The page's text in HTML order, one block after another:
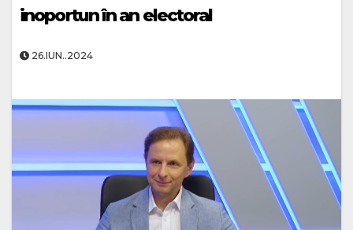
inoportun în an electoral
26.IUN..2024